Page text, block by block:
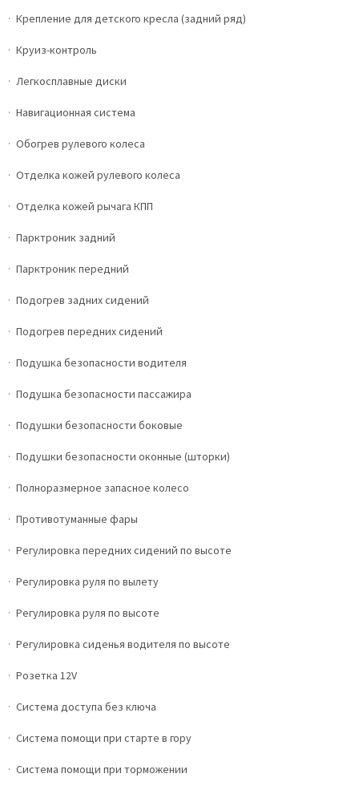
Крепление для детского кресла (задний ряд)
Круиз-контроль
Легкосплавные диски
Навигационная система
Обогрев рулевого колеса
Отделка кожей рулевого колеса
Отделка кожей рычага КПП
Парктроник задний
Парктроник передний
Подогрев задних сидений
Подогрев передних сидений
Подушка безопасности водителя
Подушка безопасности пассажира
Подушки безопасности боковые
Подушки безопасности оконные (шторки)
Полноразмерное запасное колесо
Противотуманные фары
Регулировка передних сидений по высоте
Регулировка руля по вылету
Регулировка руля по высоте
Регулировка сиденья водителя по высоте
Розетка 12V
Система доступа без ключа
Система помощи при старте в гору
Система помощи при торможении